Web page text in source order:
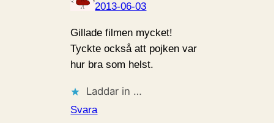
2013-06-03
Gillade filmen mycket!
Tyckte också att pojken var
hur bra som helst.
Laddar in …
Svara